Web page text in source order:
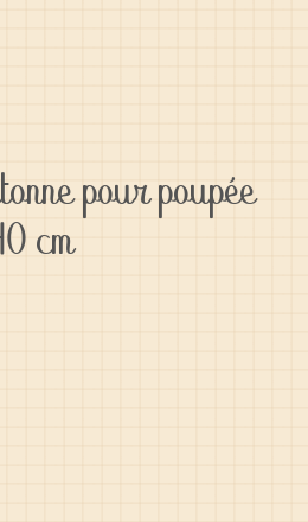
pour poupée
cm